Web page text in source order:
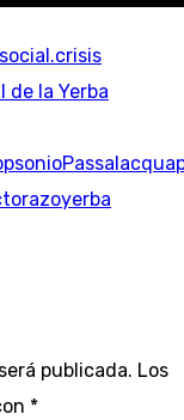
crisis
la Yerba
Passalacqua
yerba
publicada. Los
*